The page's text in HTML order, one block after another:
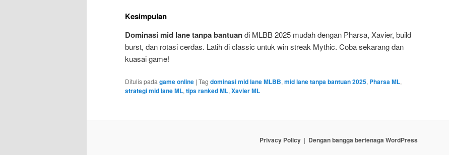
Kesimpulan
Dominasi mid lane tanpa bantuandi MLBB 2025 mudah dengan Pharsa, Xavier, build
burst, dan rotasi cerdas. Latih di classic untuk win streak Mythic. Coba sekarang dan
kuasai game!
Ditulis pada game online | Tag dominasi mid lane MLBB, mid lane tanpa bantuan 2025, Pharsa ML,
strategi mid lane ML, tips ranked ML, Xavier ML
Privacy Policy Dengan bangga bertenaga WordPress